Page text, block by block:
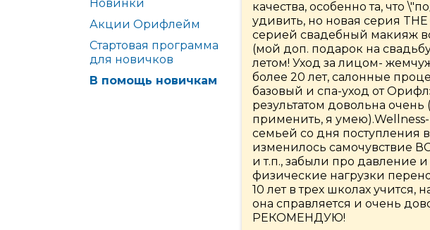
Новинки
Акции Орифлейм
Стартовая программа
для новичков
В помощь новичкам
качества, особенно та, что
удивить, но новая серия
серией свадебный макияж
(мой доп. подарок на
летом! Уход за лицом-
более 20 лет, салонные
базовый и спа-уход от
результатом довольна
применить, я
семьей со дня поступления
изменилось самочувствие
и т.п., забыли про давление
физические нагрузки
10 лет в трех школах учится,
она справляется и очень
РЕКОМЕНДУЮ!